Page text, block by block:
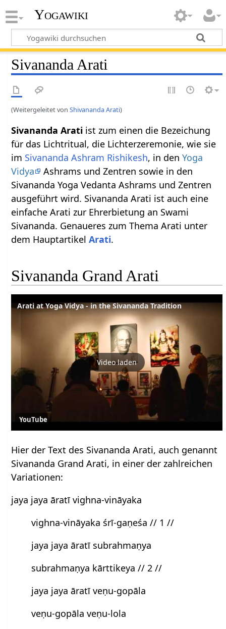
Yogawiki
Sivananda Arati
(Weitergeleitet vonShivananda Arati)
Sivananda Arati ist zum einen die Bezeichung
für das Lichtritual, die Lichterzeremonie, wie sie
im Sivananda Ashram Rishikesh, in denYoga
Vidya
Ashrams und Zentren sowie in den
Sivananda Yoga Vedanta Ashrams und Zentren
ausgeführt wird. Sivananda Arati ist auch eine
einfache Arati zur Ehrerbietung an Swami
Sivananda. Genaueres zum Thema Arati unter
dem HauptartikelArati.
Sivananda Grand Arati
Arati at Yoga Vidya - in the Sivananda Tradition
Video laden
YouTube
Hier der Text des Sivananda Arati, auch genannt
Sivananda Grand Arati, in einer der zahlreichen
Variationen:
jaya jaya āratī vighna-vināyaka
vighna-vināyaka śrī-gaṇeśa // 1 //
jaya jaya āratī subrahmaṇya
subrahmaṇya kārttikeya // 2 //
jaya jaya āratī veṇu-gopāla
veṇu-gopāla veṇu-lola